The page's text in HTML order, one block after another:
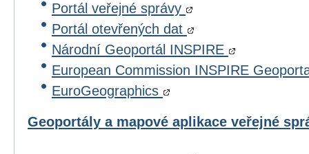
Portál veřejné správy
Portál otevřených dat
Národní Geoportál INSPIRE
European Commission INSPIRE
EuroGeographics
Geoportály a mapové aplikace veřejné